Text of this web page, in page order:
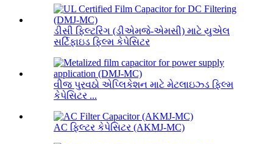
ડીસી ફિલ્ટરિંગ (ડીએમજે-એમસી) માટે યુએલ
સર્ટિફાઇડ ફિલ્મ કેપેસિટર
વીજ પુરવઠો એપ્લિકેશન માટે મેટલાઇઝ્ડ ફિલ્મ
કેપેસિટર ...
AC ફિલ્ટર કેપેસિટર (AKMJ-MC)